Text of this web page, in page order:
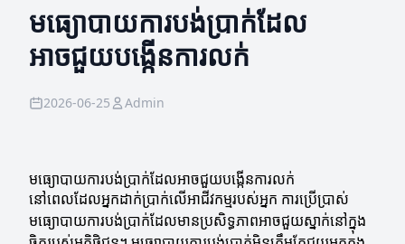
មធ្យោបាយការបង់ប្រាក់ដែល
អាចជួយបង្កើនការលក់
2026-06-25 Admin
មធ្យោបាយការបង់ប្រាក់ដែលអាចជួយបង្កើនការលក់
នៅពេលដែលអ្នកដាក់ប្រាក់លើអាជីវកម្មរបស់អ្នក ការប្រើប្រាស់
មធ្យោបាយការបង់ប្រាក់ដែលមានប្រសិទ្ធភាពអាចជួយស្នាក់នៅក្នុង